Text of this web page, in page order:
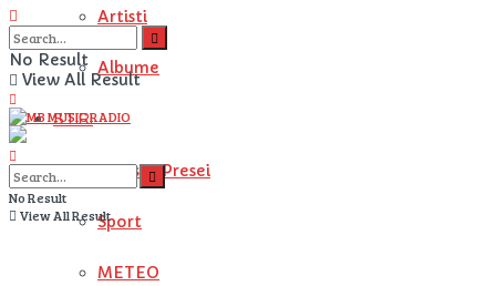
Artisti
Albume
STIRI
Revista Presei
Sport
METEO
No Result
View All Result
No Result
View All Result